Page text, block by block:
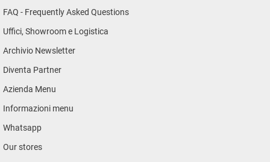
FAQ - Frequently Asked Questions
Uffici, Showroom e Logistica
Archivio Newsletter
Diventa Partner
Azienda Menu
Informazioni menu
Whatsapp
Our stores